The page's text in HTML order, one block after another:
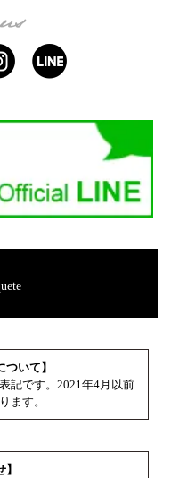
ついて】
記です。2021年4月以前
ます。